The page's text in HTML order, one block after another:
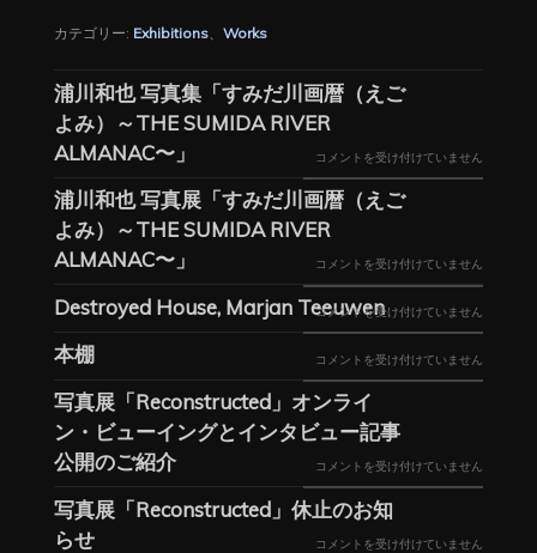
カテゴリー: Exhibitions、Works
浦川和也 写真集「すみだ川画暦（えご
よみ）～THE SUMIDA RIVER
ALMANAC〜」
浦
川
和
写
真
「す
み
だ
画
暦
コメントを受け付けていません
浦川和也 写真展「すみだ川画暦（えご
よみ）～THE SUMIDA RIVER
ALMANAC〜」
浦
也
写
真
「す
み
コメントを受け付けていません
Destroyed House, Marjan Teeuwen
DESTROYED
TEEUWEN
は
コメントを受け付けていません
本棚 本
は
コメントを受け付けていません
写真展「Reconstructed」オンライ
ン・ビューイングとインタビュー記事
公開のご紹介
写
真
コメントを受け付けていません
写真展「Reconstructed」休止のお知
らせ
写
コメントを受け付けていません